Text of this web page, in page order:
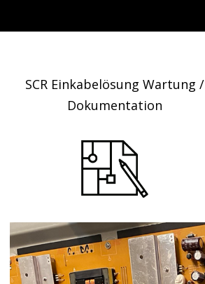
SCR Einkabelösung Wartung /
Dokumentation